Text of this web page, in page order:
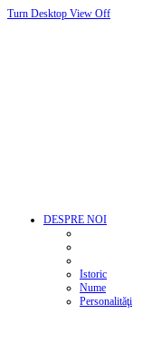
Turn Desktop View Off
DESPRE NOI
Istoric
Nume
Personalităţi